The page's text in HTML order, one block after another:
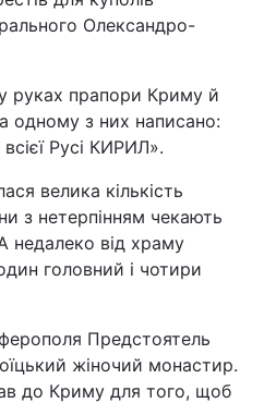
Олександро-
руках прапори Криму й
одному з них написано:
Русі КИРИЛ».
велика кількість
з нетерпінням чекають
недалеко від храму
головний і чотири
Предстоятель
жіночий монастир.
до Криму для того, щоб